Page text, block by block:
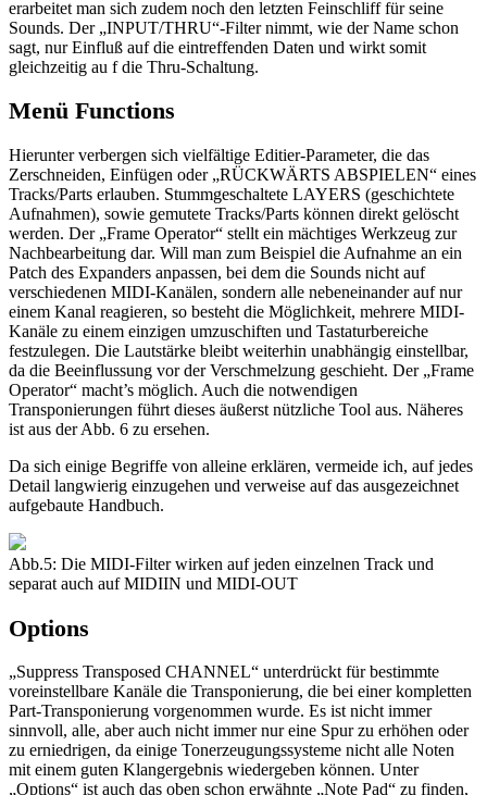
erarbeitet man sich zudem noch den letzten Feinschliff für seine
Sounds. Der „INPUT/THRU“-Filter nimmt, wie der Name schon
sagt, nur Einfluß auf die eintreffenden Daten und wirkt somit
gleichzeitig au f die Thru-Schaltung.
Menü Functions
Hierunter verbergen sich vielfältige Editier-Parameter, die das
Zerschneiden, Einfügen oder „RÜCKWÄRTS ABSPIELEN“ eines
Tracks/Parts erlauben. Stummgeschaltete LAYERS (geschichtete
Aufnahmen), sowie gemutete Tracks/Parts können direkt gelöscht
werden. Der „Frame Operator“ stellt ein mächtiges Werkzeug zur
Nachbearbeitung dar. Will man zum Beispiel die Aufnahme an ein
Patch des Expanders anpassen, bei dem die Sounds nicht auf
verschiedenen MIDI-Kanälen, sondern alle nebeneinander auf nur
einem Kanal reagieren, so besteht die Möglichkeit, mehrere MIDI-
Kanäle zu einem einzigen umzuschiften und Tastaturbereiche
festzulegen. Die Lautstärke bleibt weiterhin unabhängig einstellbar,
da die Beeinflussung vor der Verschmelzung geschieht. Der „Frame
Operator“ macht’s möglich. Auch die notwendigen
Transponierungen führt dieses äußerst nützliche Tool aus. Näheres
ist aus der Abb. 6 zu ersehen.
Da sich einige Begriffe von alleine erklären, vermeide ich, auf jedes
Detail langwierig einzugehen und verweise auf das ausgezeichnet
aufgebaute Handbuch.
Abb.5: Die MIDI-Filter wirken auf jeden einzelnen Track und
separat auch auf MIDIIN und MIDI-OUT
Options
„Suppress Transposed CHANNEL“ unterdrückt für bestimmte
voreinstellbare Kanäle die Transponierung, die bei einer kompletten
Part-Transponierung vorgenommen wurde. Es ist nicht immer
sinnvoll, alle, aber auch nicht immer nur eine Spur zu erhöhen oder
zu erniedrigen, da einige Tonerzeugungssysteme nicht alle Noten
mit einem guten Klangergebnis wiedergeben können. Unter
„Options“ ist auch das oben schon erwähnte „Note Pad“ zu finden,